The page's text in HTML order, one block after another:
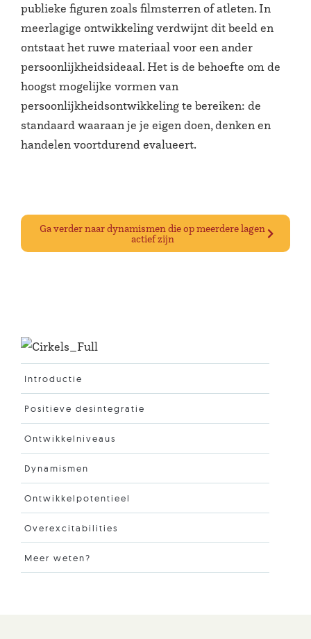
Introductie
Positieve desintegratie
Ontwikkelniveaus
Dynamismen
Ontwikkelpotentieel
Overexcitabilities
Meer weten?
publieke figuren zoals filmsterren of atleten. In
meerlagige ontwikkeling verdwijnt dit beeld en
ontstaat het ruwe materiaal voor een ander
persoonlijkheidsideaal. Het is de behoefte om de
hoogst mogelijke vormen van
persoonlijkheidsontwikkeling te bereiken: de
standaard waaraan je je eigen doen, denken en
handelen voortdurend evalueert.
Ga verder naar dynamismen die op meerdere lagen
actief zijn